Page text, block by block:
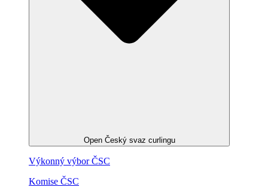
Open Český svaz curlingu
Výkonný výbor ČSC
Komise ČSC